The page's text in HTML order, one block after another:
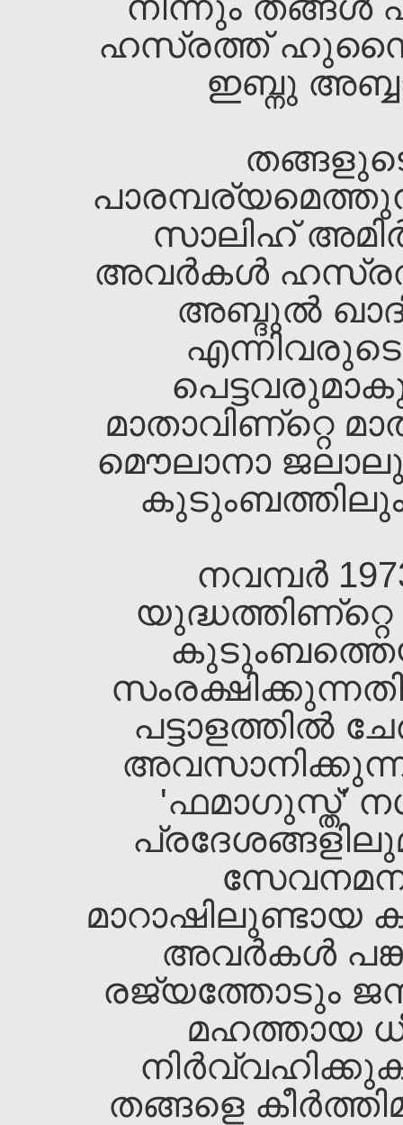
ഹസ്രത്ത്‌
ഇബ്നു
സാലിഹ്‌
അവര്‍കള്‍
അബ്ദുല്‍
മാതാവിണ്റ്റെ
മൌലാനാ
നവമ്പര്‍
പട്ടാളത്തില്‍
'ഫമാഗുസ്ത്‌'
മാറാഷിലുണ്ടായ
അവര്‍കള്‍
രജ്യത്തോടും
മഹത്തായ
തങ്ങളെ